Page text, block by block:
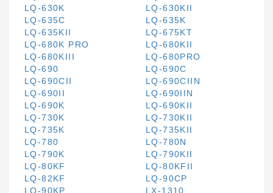
LQ-630K
LQ-630KII
LQ-635C
LQ-635K
LQ-635KII
LQ-675KT
LQ-680K PRO
LQ-680KII
LQ-680KIII
LQ-680PRO
LQ-690
LQ-690C
LQ-690CII
LQ-690CIIN
LQ-690II
LQ-690IIN
LQ-690K
LQ-690KII
LQ-730K
LQ-730KII
LQ-735K
LQ-735KII
LQ-780
LQ-780N
LQ-790K
LQ-790KII
LQ-80KF
LQ-80KFII
LQ-82KF
LQ-90CP
LQ-90KP
LX-1310